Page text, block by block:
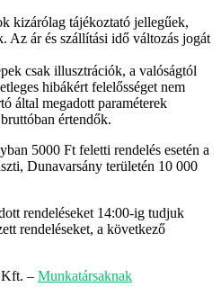
kizárólag tájékoztató jellegűek,
Az ár és szállítási idő változás jogát
csak illusztrációk, a valóságtól
hibákért felelősséget nem
által megadott paraméterek
értendők.
5000 Ft feletti rendelés esetén a
Dunavarsány területén 10 000
rendeléseket 14:00-ig tudjuk
rendeléseket, a következő
– Munkatársaknak